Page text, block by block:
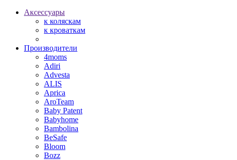
Аксессуары
к коляскам
к кроваткам
Производители
4moms
Adiri
Advesta
ALIS
Aprica
AroTeam
Baby Patent
Babyhome
Bambolina
BeSafe
Bloom
Bozz